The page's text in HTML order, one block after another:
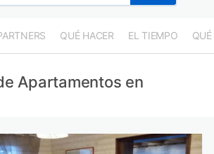
QUÉ HACER EL TIEMPO QUÉ
Apartamentos en